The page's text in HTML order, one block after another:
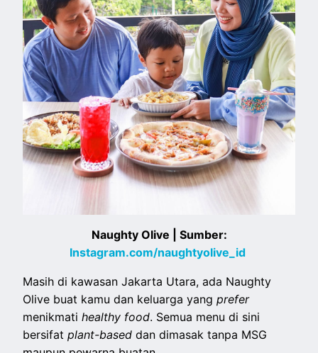
Naughty Olive | Sumber:
Instagram.com/naughtyolive_id
Masih di kawasan Jakarta Utara, ada Naughty
Olive buat kamu dan keluarga yangprefer
menikmatihealthy food. Semua menu di sini
bersifatplant-baseddan dimasak tanpa MSG